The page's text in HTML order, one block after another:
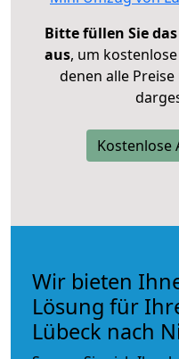
Bitte füllen Sie
aus, um
denen alle
Kostenlose
Wir bieten
Lösung für
Lübeck nach